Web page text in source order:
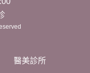
醫美診所